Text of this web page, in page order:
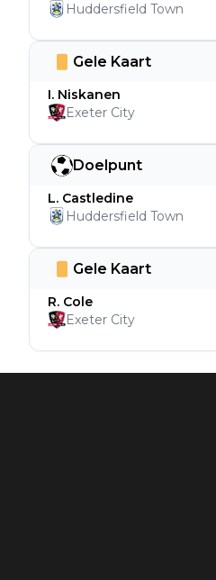
Gele Kaart
R. Cole
Exeter City
Doelpunt
L. Castledine
Huddersfield Town
Gele Kaart
I. Niskanen
Exeter City
Huddersfield Town